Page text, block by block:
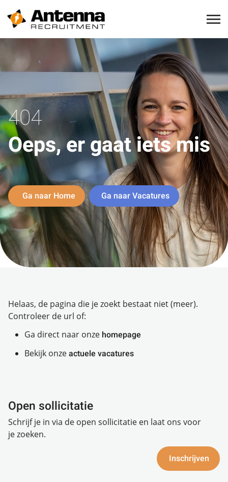
404
Oeps, er gaat iets mis
Ga naar Home Ga naar Vacatures
Helaas, de pagina die je zoekt bestaat niet (meer).
Controleer de url of:
Ga direct naar onze homepage
Bekijk onzeactuele vacatures
Open sollicitatie
Schrijf je in via de open sollicitatie en laat ons voor
je zoeken.
Inschrijven